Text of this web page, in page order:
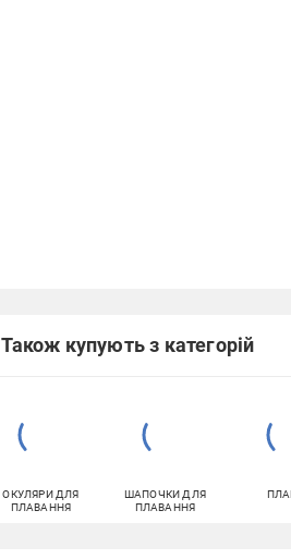
Також купують з категорій
ОКУЛЯРИ ДЛЯ
ПЛАВАННЯ
ШАПОЧКИ ДЛЯ
ПЛАВАННЯ